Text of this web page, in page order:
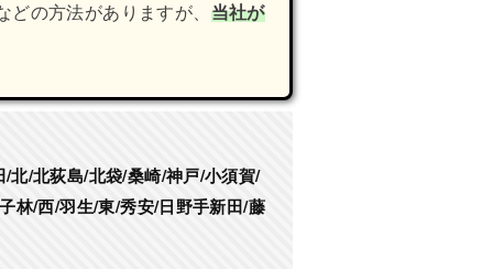
の方法がありますが、 当社が
北/北荻島/北袋/桑崎/神戸/小須賀/
林/西/羽生/東/秀安/日野手新田/藤